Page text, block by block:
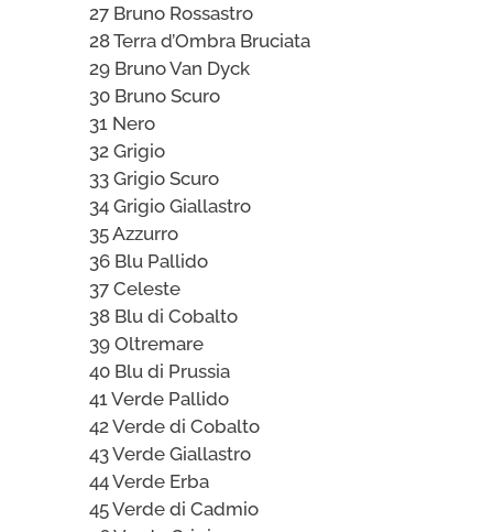
27 Bruno Rossastro
28 Terra d’Ombra Bruciata
29 Bruno Van Dyck
30 Bruno Scuro
31 Nero
32 Grigio
33 Grigio Scuro
34 Grigio Giallastro
35 Azzurro
36 Blu Pallido
37 Celeste
38 Blu di Cobalto
39 Oltremare
40 Blu di Prussia
41 Verde Pallido
42 Verde di Cobalto
43 Verde Giallastro
44 Verde Erba
45 Verde di Cadmio